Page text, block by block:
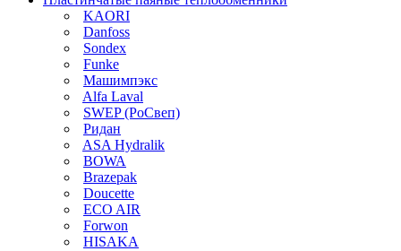
KAORI
Danfoss
Sondex
Funke
Машимпэкс
Alfa Laval
SWEP (РоСвеп)
Ридан
ASA Hydralik
BOWA
Brazepak
Doucette
ECO AIR
Forwon
HISAKA